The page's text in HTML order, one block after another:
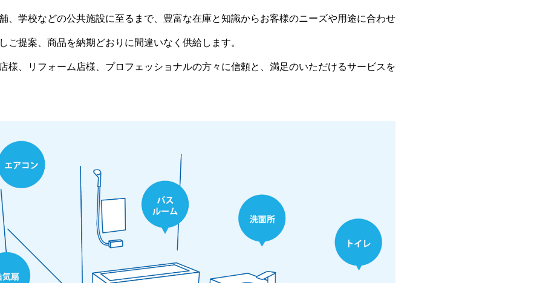
、学校などの公共施設に至るまで、豊富な在庫と知識からお客様のニーズや用途に合わせ
ご提案、商品を納期どおりに間違いなく供給します。
様、リフォーム店様、プロフェッショナルの方々に信頼と、満足のいただけるサービスを